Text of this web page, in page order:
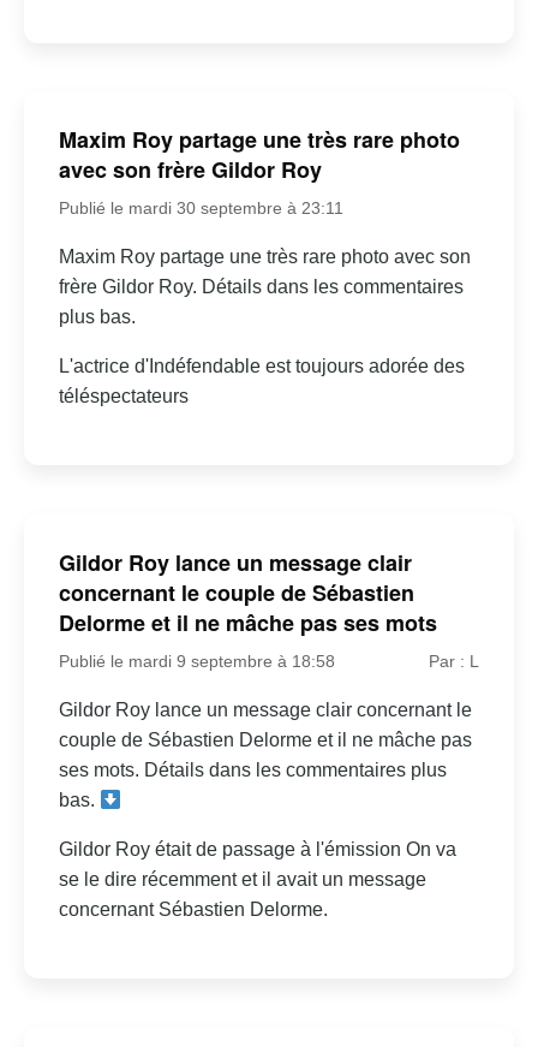
Maxim Roy partage une très rare photo
avec son frère Gildor Roy
Publié le mardi 30 septembre à 23:11
Maxim Roy partage une très rare photo avec son
frère Gildor Roy. Détails dans les commentaires
plus bas.
L'actrice d'Indéfendable est toujours adorée des
téléspectateurs
Gildor Roy lance un message clair
concernant le couple de Sébastien
Delorme et il ne mâche pas ses mots
Publié le mardi 9 septembre à 18:58 Par : L
Gildor Roy lance un message clair concernant le
couple de Sébastien Delorme et il ne mâche pas
ses mots. Détails dans les commentaires plus
bas.
Gildor Roy était de passage à l'émission On va
se le dire récemment et il avait un message
concernant Sébastien Delorme.